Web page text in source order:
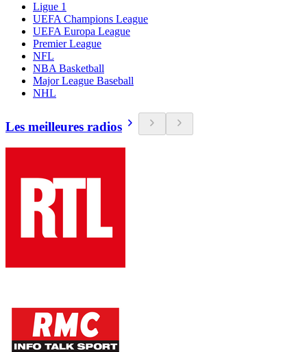
Ligue 1
UEFA Champions League
UEFA Europa League
Premier League
NFL
NBA Basketball
Major League Baseball
NHL
Les meilleures radios